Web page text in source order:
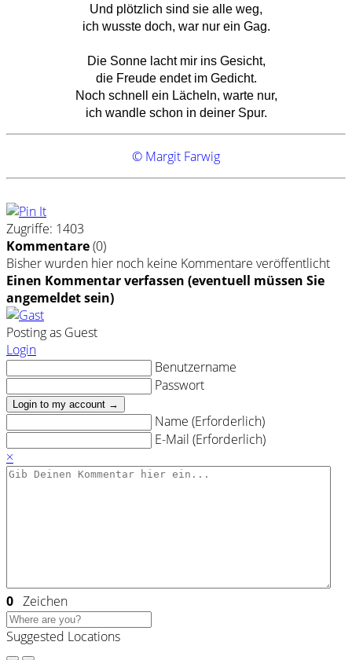
Und plötzlich sind sie alle weg,
ich wusste doch, war nur ein Gag.
Die Sonne lacht mir ins Gesicht,
die Freude endet im Gedicht.
Noch schnell ein Lächeln, warte nur,
ich wandle schon in deiner Spur.
© Margit Farwig
Zugriffe: 1403
Kommentare(0)
Bisher wurden hier noch keine Kommentare veröffentlicht
Einen Kommentar verfassen (eventuell müssen Sie
angemeldet sein)
Posting as Guest
Login
Benutzername
Passwort
Login to my account →
Name (Erforderlich)
E-Mail (Erforderlich)
×
0 Zeichen
Suggested Locations